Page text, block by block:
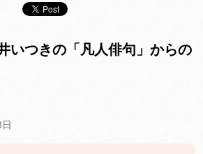
いつきの「凡人俳句」からの